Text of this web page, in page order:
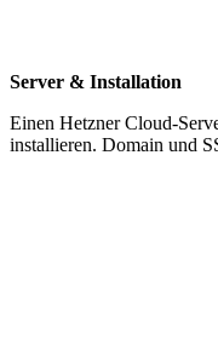
Server & Installation
Einen Hetzner Cloud-
installieren. Domain und